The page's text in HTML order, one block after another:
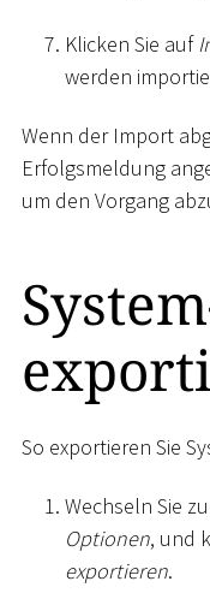
Klicken Sie auf
werden
Wenn der Import
Erfolgsmeldung
um den Vorgang
So exportieren Sie
Wechseln Sie zu
Optionen, und
exportieren.